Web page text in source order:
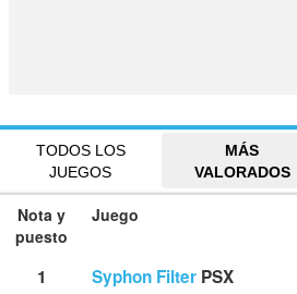
TODOS LOS
JUEGOS
MÁS
VALORADOS
Nota y
puesto
Juego
1 Syphon Filter PSX